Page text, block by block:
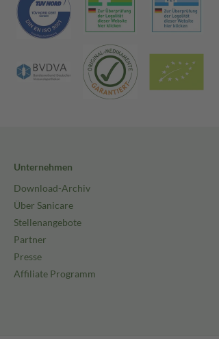
Unternehmen
Download-Archiv
Über Sanicare
Stellenangebote
Partner
Presse
Affiliate Programm